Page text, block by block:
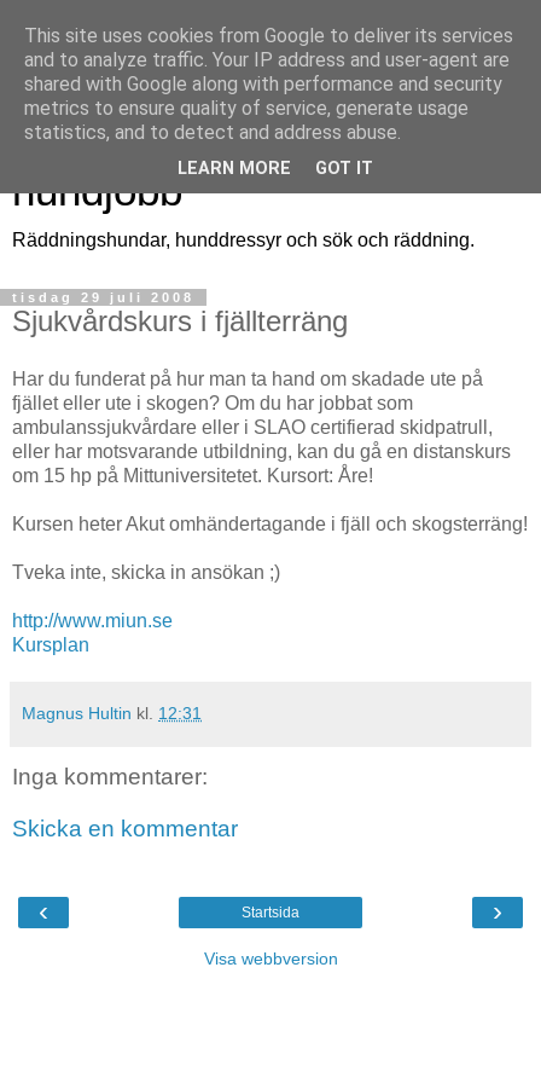
Räddningshund - ett
hundjobb
Räddningshundar, hunddressyr och sök och räddning.
tisdag 29 juli 2008
Sjukvårdskurs i fjällterräng
Har du funderat på hur man ta hand om skadade ute på
fjället eller ute i skogen? Om du har jobbat som
ambulanssjukvårdare eller i SLAO certifierad skidpatrull,
eller har motsvarande utbildning, kan du gå en distanskurs
om 15 hp på Mittuniversitetet. Kursort: Åre!
Kursen heter Akut omhändertagande i fjäll och skogsterräng!
Tveka inte, skicka in ansökan ;)
http://www.miun.se
Kursplan
Magnus Hultin kl. 12:31
Inga kommentarer:
Skicka en kommentar
‹ ›
Startsida
Visa webbversion
This site uses cookies from Google to deliver its services
and to analyze traffic. Your IP address and user-agent are
shared with Google along with performance and security
metrics to ensure quality of service, generate usage
statistics, and to detect and address abuse.
LEARN MORE GOT IT